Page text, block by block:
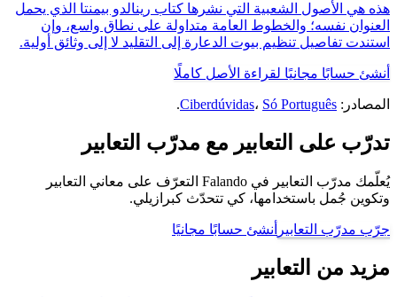
هذه هي الأصول الشعبية التي نشرها كتاب رينالدو بيمنتا الذي يحمل
العنوان نفسه؛ والخطوط العامة متداولة على نطاق واسع، وإن
استندت تفاصيل تنظيم بيوت الدعارة إلى التقليد لا إلى وثائق أولية.
أنشئ حسابًا مجانيًا لقراءة الأصل كاملًا
المصادر: Ciberdúvidas، Só Português
.
تدرّب على التعابير مع مدرّب التعابير
يُعلّمك مدرّب التعابير في Falando التعرّف على معاني التعابير
وتكوين جُمل باستخدامها، كي تتحدّث كبرازيلي.
جرّب مدرّب التعابير أنشئ حسابًا مجانيًا
مزيد من التعابير